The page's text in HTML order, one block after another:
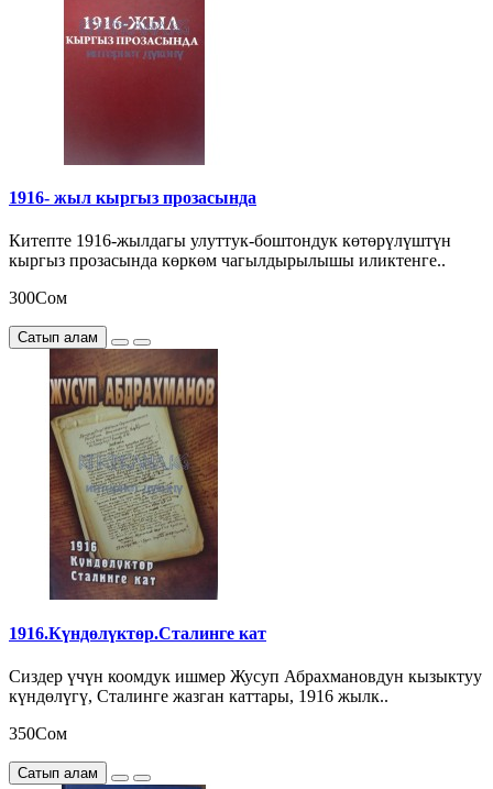
1916- жыл кыргыз прозасында
Китепте 1916-жылдагы улуттук-боштондук көтөрүлүштүн
кыргыз прозасында көркөм чагылдырылышы иликтенге..
300Сом
Сатып алам
1916.Күндөлүктөр.Сталинге кат
Сиздер үчүн коомдук ишмер Жусуп Абрахмановдун кызыктуу
күндөлүгү, Сталинге жазган каттары, 1916 жылк..
350Сом
Сатып алам